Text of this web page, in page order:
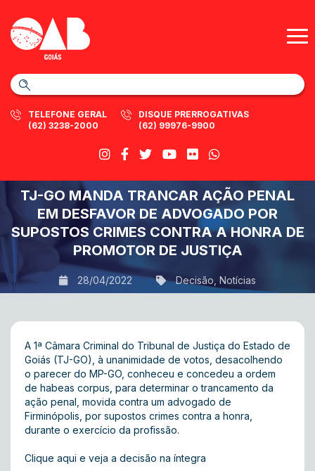
TELEFONE GERAL
(62) 3238-2000
DISQUE PRERROGATIVAS
(62) 99976-9900
TJ-GO MANDA TRANCAR AÇÃO PENAL
EM DESFAVOR DE ADVOGADO POR
SUPOSTOS CRIMES CONTRA A HONRA DE
PROMOTOR DE JUSTIÇA
28/04/2022 Decisão Notícias
A 1ª Câmara Criminal do Tribunal de Justiça do Estado de
Goiás (TJ-GO), à unanimidade de votos, desacolhendo
o parecer do MP-GO, conheceu e concedeu a ordem
de habeas corpus, para determinar o trancamento da
ação penal, movida contra um advogado de
Firminópolis, por supostos crimes contra a honra,
durante o exercício da profissão.
Clique aqui e veja a decisão na íntegra